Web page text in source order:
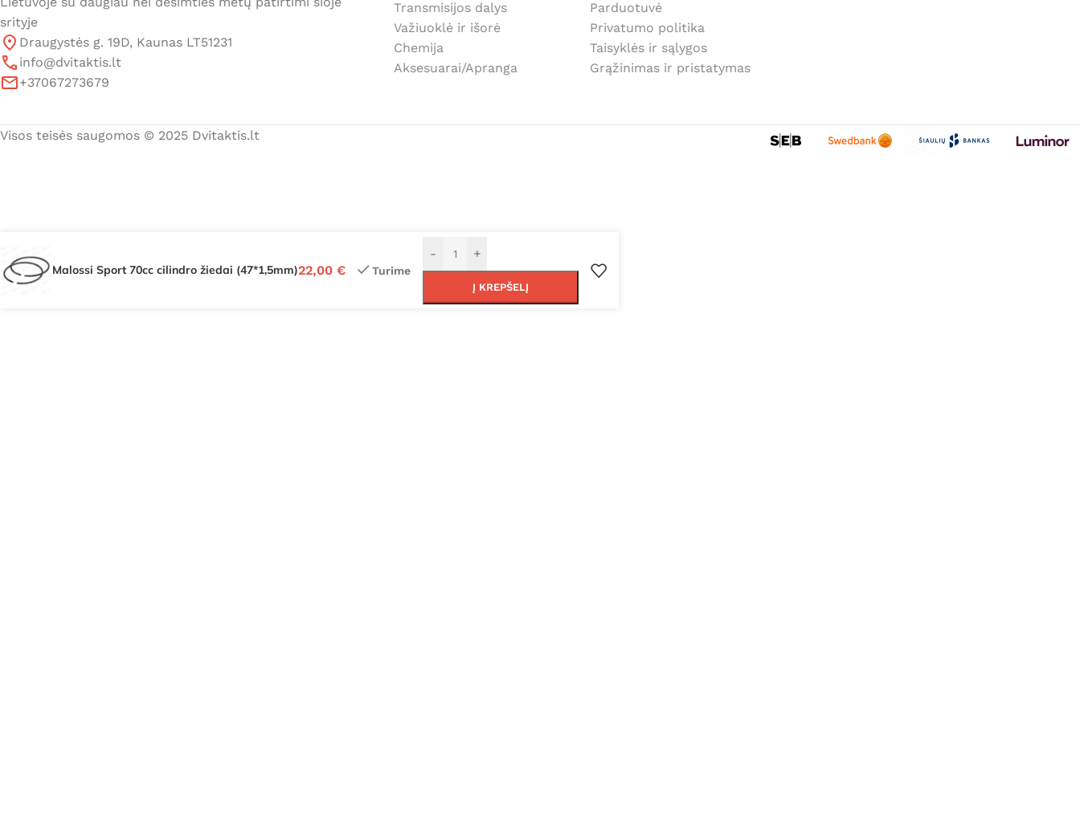
srityje
Draugystės g. 19D, Kaunas LT51231
info@dvitaktis.lt
+37067273679
Transmisijos dalys
Važiuoklė ir išorė
Chemija
Aksesuarai/Apranga
Parduotuvė
Privatumo politika
Taisyklės ir sąlygos
Grąžinimas ir pristatymas
Visos teisės saugomos © 2025 Dvitaktis.lt
Malossi Sport 70cc cilindro žiedai (47*1,5mm)22,00 € Turime
- +
Į KREPŠELĮ